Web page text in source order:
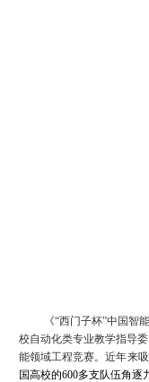
《“西门子杯”中国
校自动化类专业教学指导
能领域工程竞赛。近年来
国高校的600多支队伍角逐